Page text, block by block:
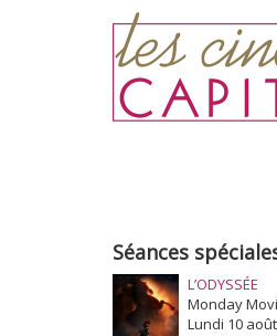
Séances
L’ODYSSÉE
Monday
Lundi 10